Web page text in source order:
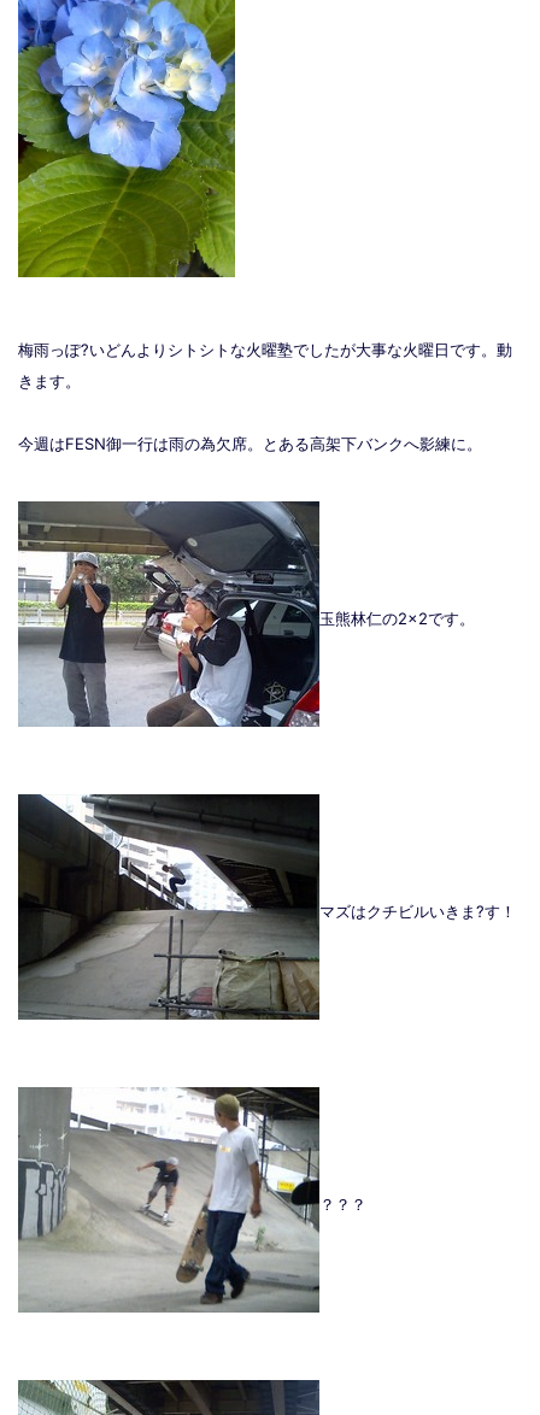
梅雨っぽ?いどんよりシトシトな火曜塾でしたが大事な火曜日です。動
きます。
今週はFESN御一行は雨の為欠席。とある高架下バンクへ影練に。
玉熊林仁の2×2です。
マズはクチビルいきま?す！
？？？